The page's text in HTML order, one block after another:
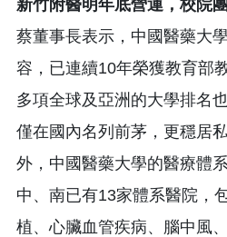
新竹附醫明年底營運，校院
蔡董事長表示，中國醫藥大
容，已連續10年榮獲教育部
多項全球及亞洲的大學排名
僅在國內名列前茅，更穩居
外，中國醫藥大學的醫療體
中、南已有13家體系醫院，
植、心臟血管疾病、腦中風